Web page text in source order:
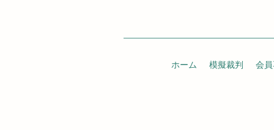
ホーム 模擬裁判 会